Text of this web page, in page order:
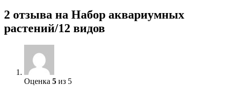
2 отзыва на Набор аквариумных
растений/12 видов
Оценка 5 из 5